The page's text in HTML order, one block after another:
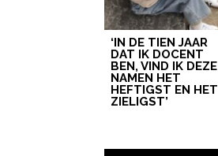
‘IN DE TIEN JAAR
DAT IK DOCENT
BEN, VIND IK DEZE
NAMEN HET
HEFTIGST EN HET
ZIELIGST’